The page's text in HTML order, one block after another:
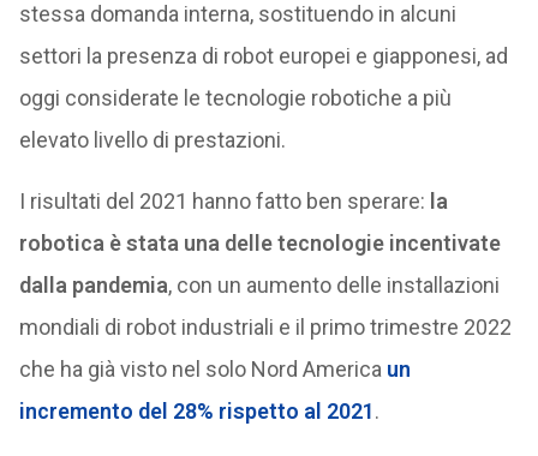
stessa domanda interna, sostituendo in alcuni
settori la presenza di robot europei e giapponesi, ad
oggi considerate le tecnologie robotiche a più
elevato livello di prestazioni.
I risultati del 2021 hanno fatto ben sperare: la
robotica è stata una delle tecnologie incentivate
dalla pandemia, con un aumento delle installazioni
mondiali di robot industriali e il primo trimestre 2022
che ha già visto nel solo Nord America un
incremento del 28% rispetto al 2021.